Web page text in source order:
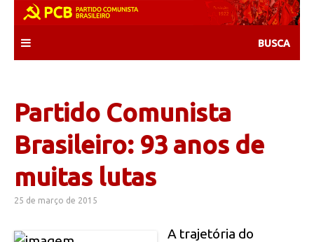
content
Partido Comunista
Brasileiro: 93 anos de
muitas lutas
25 de março de 2015
A trajetória do